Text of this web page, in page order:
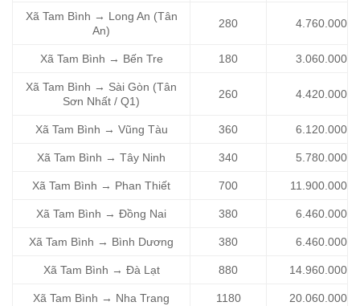
Xã Tam Bình → Long An (Tân
An)
280 4.760.000
Xã Tam Bình → Bến Tre 180 3.060.000
Xã Tam Bình → Sài Gòn (Tân
Sơn Nhất / Q1)
260 4.420.000
Xã Tam Bình → Vũng Tàu 360 6.120.000
Xã Tam Bình → Tây Ninh 340 5.780.000
Xã Tam Bình → Phan Thiết 700 11.900.000
Xã Tam Bình → Đồng Nai 380 6.460.000
Xã Tam Bình → Bình Dương 380 6.460.000
Xã Tam Bình → Đà Lạt 880 14.960.000
Xã Tam Bình → Nha Trang 1180 20.060.000